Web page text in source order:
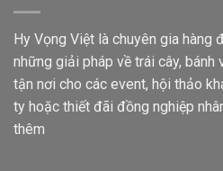
Hy Vọng Việt là chuyên gia hàng
những giải pháp về trái cây,
tận nơi cho các event, hội thảo
ty hoặc thiết đãi đồng nghiệp
thêm